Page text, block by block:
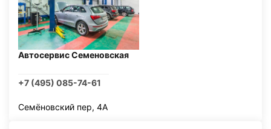
Автосервис Семеновская
+7 (495) 085-74-61
Семёновский пер, 4А